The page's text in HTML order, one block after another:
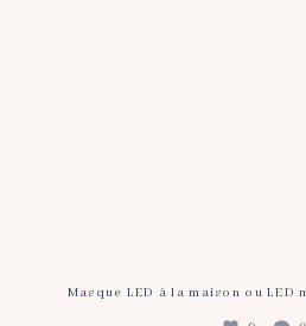
Masque LED à la maison ou